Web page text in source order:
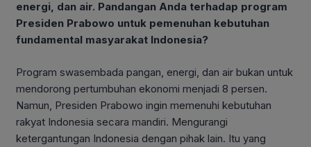
energi, dan air. Pandangan Anda terhadap program
Presiden Prabowo untuk pemenuhan kebutuhan
fundamental masyarakat Indonesia?
Program swasembada pangan, energi, dan air bukan untuk
mendorong pertumbuhan ekonomi menjadi 8 persen.
Namun, Presiden Prabowo ingin memenuhi kebutuhan
rakyat Indonesia secara mandiri. Mengurangi
ketergantungan Indonesia dengan pihak lain. Itu yang